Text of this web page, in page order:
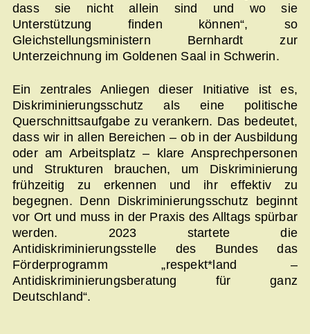
dass sie nicht allein sind und wo sie
Unterstützung finden können“, so
Gleichstellungsministern Bernhardt zur
Unterzeichnung im Goldenen Saal in Schwerin.
Ein zentrales Anliegen dieser Initiative ist es,
Diskriminierungsschutz als eine politische
Querschnittsaufgabe zu verankern. Das bedeutet,
dass wir in allen Bereichen – ob in der Ausbildung
oder am Arbeitsplatz – klare Ansprechpersonen
und Strukturen brauchen, um Diskriminierung
frühzeitig zu erkennen und ihr effektiv zu
begegnen. Denn Diskriminierungsschutz beginnt
vor Ort und muss in der Praxis des Alltags spürbar
werden. 2023 startete die
Antidiskriminierungsstelle des Bundes das
Förderprogramm „respekt*land –
Antidiskriminierungsberatung für ganz
Deutschland“.